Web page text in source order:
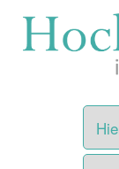
Inhalt